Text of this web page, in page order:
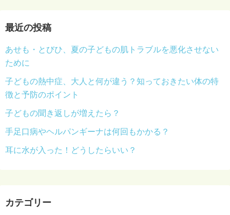
最近の投稿
あせも・とびひ、夏の子どもの肌トラブルを悪化させない
ために
子どもの熱中症、大人と何が違う？知っておきたい体の特
徴と予防のポイント
子どもの聞き返しが増えたら？
手足口病やヘルパンギーナは何回もかかる？
耳に水が入った！どうしたらいい？
カテゴリー